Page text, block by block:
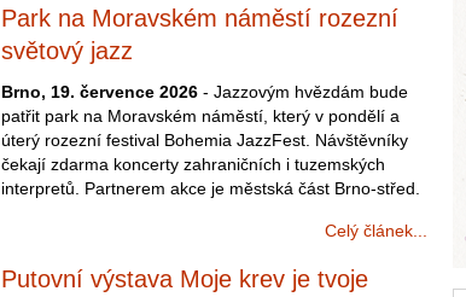
Park na Moravském náměstí rozezní
světový jazz
Brno, 19. července 2026 - Jazzovým hvězdám bude
patřit park na Moravském náměstí, který v pondělí a
úterý rozezní festival Bohemia JazzFest. Návštěvníky
čekají zdarma koncerty zahraničních i tuzemských
interpretů. Partnerem akce je městská část Brno-střed.
Celý článek...
Putovní výstava Moje krev je tvoje